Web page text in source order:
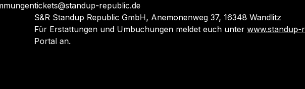
tickets@standup-republic.de
S&R Standup Republic GmbH, Anemonenweg 37, 16348 Wandlitz
Für Erstattungen und Umbuchungen meldet euch unter www.standup-
Portal an.